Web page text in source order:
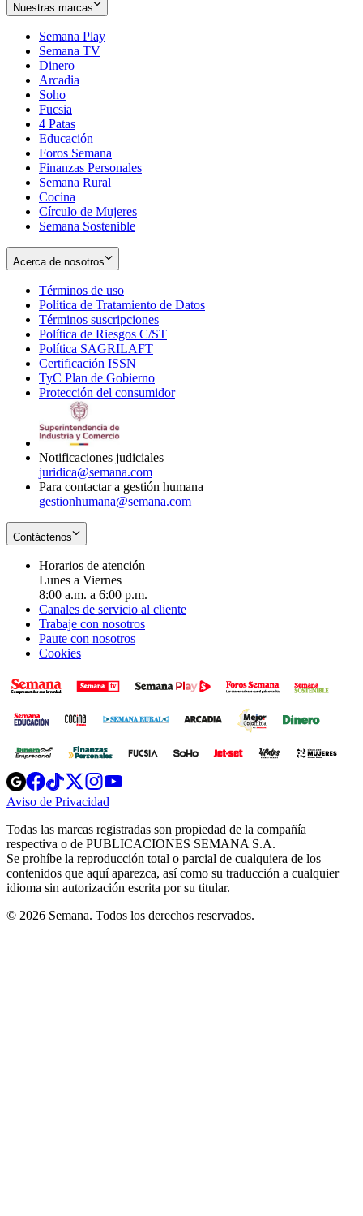
Nuestras marcas
Semana Play
Semana TV
Dinero
Arcadia
Soho
in
new
window
Fucsia
in
new
window
4 Patas
Educación
Foros Semana
Finanzas Personales
Semana Rural
Cocina
Círculo de Mujeres
Semana Sostenible
Acerca de nosotros
Términos de uso
in
new
window
Política de Tratamiento de Datos
Términos suscripciones
in
Política de Riesgos C/ST
Política SAGRILAFT
new
window
Certificación ISSN
in
new
TyC Plan de Gobierno
in
Protección del consumidorOpens
Notificaciones judiciales
juridica@semana.com
Para contactar a gestión humana
gestionhumana@semana.com
Contáctenos
Horarios de atención
Lunes a Viernes
8:00 a.m. a 6:00 p.m.
Canales de servicio al cliente
Trabaje con nosotros
Paute con nosotros
Cookies
Opens
in
new
Opens
in
new
Opens
in
new
window
Opens
new
windowwindow
Aviso de Privacidad
new
window
Todas las marcas registradas son propiedad de la compañía
respectiva o de PUBLICACIONES SEMANA S.A.
Se prohíbe la reproducción total o parcial de cualquiera de los
contenidos que aquí aparezca, así como su traducción a cualquier
idioma sin autorización escrita por su titular.
© 2026 Semana. Todos los derechos reservados.